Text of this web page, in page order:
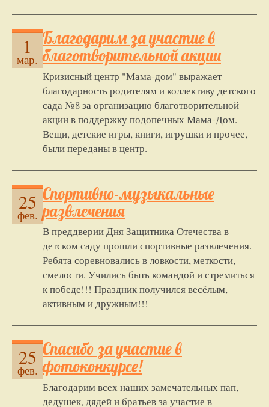
1
мар.
Благодарим за участие в
благотворительной акции
Кризисный центр "Мама-дом" выражает
благодарность родителям и коллективу детского
сада №8 за организацию благотворительной
акции в поддержку подопечных Мама-Дом.
Вещи, детские игры, книги, игрушки и прочее,
были переданы в центр.
25
фев.
Спортивно-музыкальные
развлечения
В преддверии Дня Защитника Отечества в
детском саду прошли спортивные развлечения.
Ребята соревновались в ловкости, меткости,
смелости. Учились быть командой и стремиться
к победе!!! Праздник получился весёлым,
активным и дружным!!!
25
фев.
Спасибо за участие в
фотоконкурсе!
Благодарим всех наших замечательных пап,
дедушек, дядей и братьев за участие в